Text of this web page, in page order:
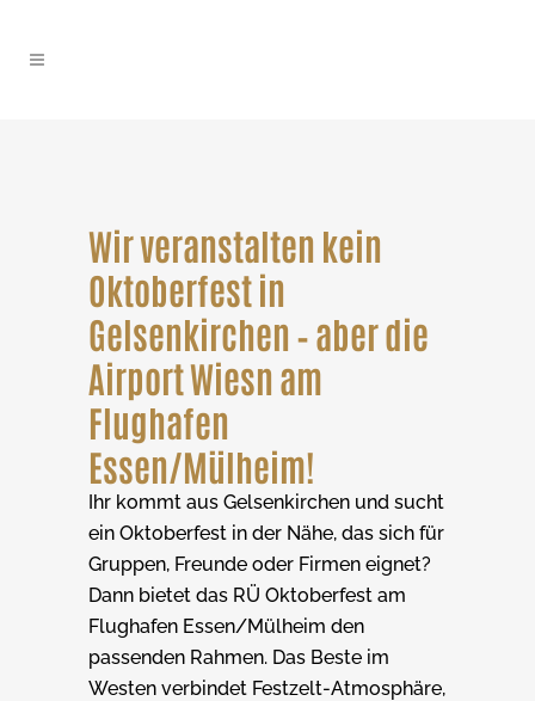
Wir veranstalten kein
Oktoberfest in
Gelsenkirchen – aber die
Airport Wiesn am
Flughafen
Essen/Mülheim!
Ihr kommt aus Gelsenkirchen und sucht
ein Oktoberfest in der Nähe, das sich für
Gruppen, Freunde oder Firmen eignet?
Dann bietet das RÜ Oktoberfest am
Flughafen Essen/Mülheim den
passenden Rahmen. Das Beste im
Westen verbindet Festzelt-Atmosphäre,